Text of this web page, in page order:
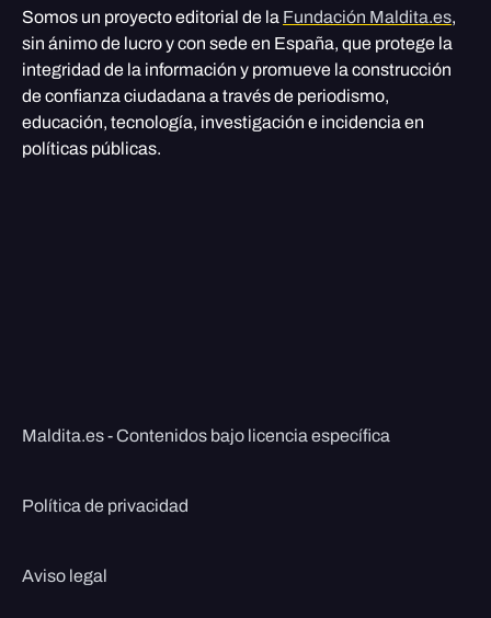
Somos un proyecto editorial de la Fundación Maldita.es,
sin ánimo de lucro y con sede en España, que protege la
integridad de la información y promueve la construcción
de confianza ciudadana a través de periodismo,
educación, tecnología, investigación e incidencia en
políticas públicas.
Maldita.es - Contenidos bajo licencia específica
Política de privacidad
Aviso legal